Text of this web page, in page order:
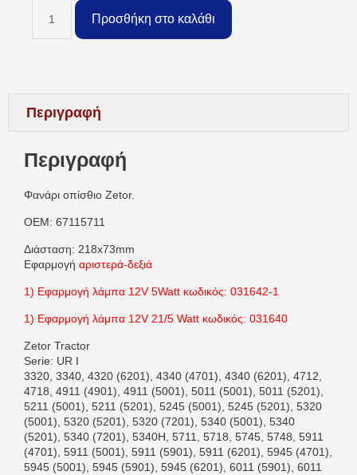
Προσθήκη στο καλάθι
Περιγραφή
Περιγραφή
Φανάρι οπίσθιο Zetor.
OEM: 67115711
Διάσταση: 218x73mm
Εφαρμογή αριστερά-δεξιά
1) Εφαρμογή λάμπα 12V 5Watt κωδικός: 031642-1
1) Εφαρμογή λάμπα 12V 21/5 Watt κωδικός: 031640
Zetor Tractor
Serie: UR I
3320, 3340, 4320 (6201), 4340 (4701), 4340 (6201), 4712,
4718, 4911 (4901), 4911 (5001), 5011 (5001), 5011 (5201),
5211 (5001), 5211 (5201), 5245 (5001), 5245 (5201), 5320
(5001), 5320 (5201), 5320 (7201), 5340 (5001), 5340
(5201), 5340 (7201), 5340H, 5711, 5718, 5745, 5748, 5911
(4701), 5911 (5001), 5911 (5901), 5911 (6201), 5945 (4701),
5945 (5001), 5945 (5901), 5945 (6201), 6011 (5901), 6011